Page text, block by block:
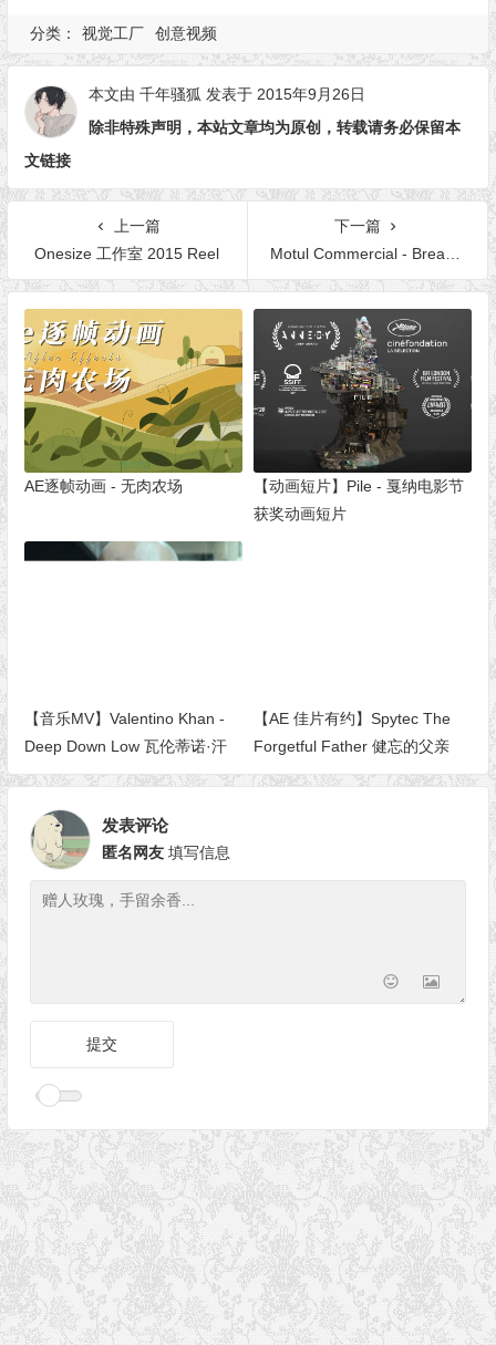
分类： 视觉工厂 创意视频
本文由 千年骚狐 发表于 2015年9月26日
除非特殊声明，本站文章均为原创，转载请务必保留本
文链接
上一篇
Onesize 工作室 2015 Reel
下一篇
Motul Commercial - Breakdown 发动机广告及幕后
AE逐帧动画 - 无肉农场
【动画短片】Pile - 戛纳电影节
获奖动画短片
【音乐MV】Valentino Khan -
Deep Down Low 瓦伦蒂诺·汗
——低谷深处
【AE 佳片有约】Spytec The
Forgetful Father 健忘的父亲
发表评论
匿名网友 填写信息